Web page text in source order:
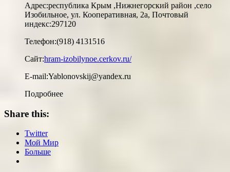
Адрес:республика Крым ,Нижнегорский район ,село
Изобильное, ул. Кооперативная, 2а, Почтовый
индекс:297120
Телефон:(918) 4131516
Сайт:hram-izobilynoe.cerkov.ru/
E-mail:Yablonovskij@yandex.ru
Подробнее
Share this:
Twitter
Мой Мир
Больше